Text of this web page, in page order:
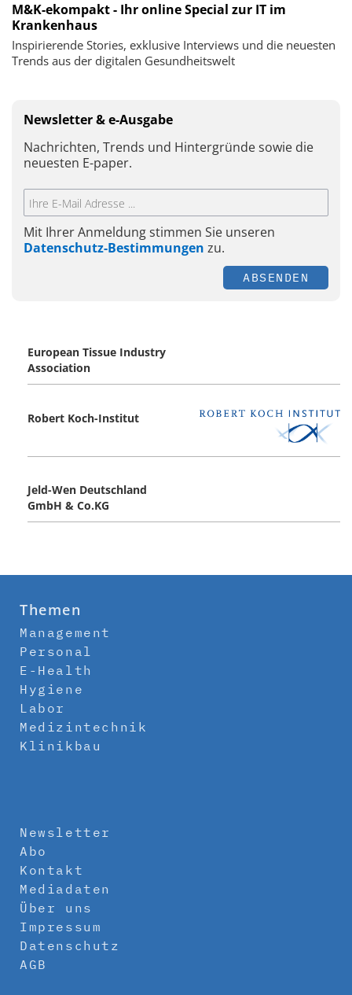
M&K-ekompakt - Ihr online Special zur IT im
Krankenhaus
Inspirierende Stories, exklusive Interviews und die neuesten
Trends aus der digitalen Gesundheitswelt
Newsletter & e-Ausgabe
Nachrichten, Trends und Hintergründe sowie die
neuesten E-paper.
Mit Ihrer Anmeldung stimmen Sie unseren
Datenschutz-Bestimmungen zu.
ABSENDEN
European Tissue Industry
Association
Robert Koch-Institut
Jeld-Wen Deutschland
GmbH & Co.KG
Themen
Management
Personal
E-Health
Hygiene
Labor
Medizintechnik
Klinikbau
Newsletter
Abo
Kontakt
Mediadaten
Über uns
Impressum
Datenschutz
AGB